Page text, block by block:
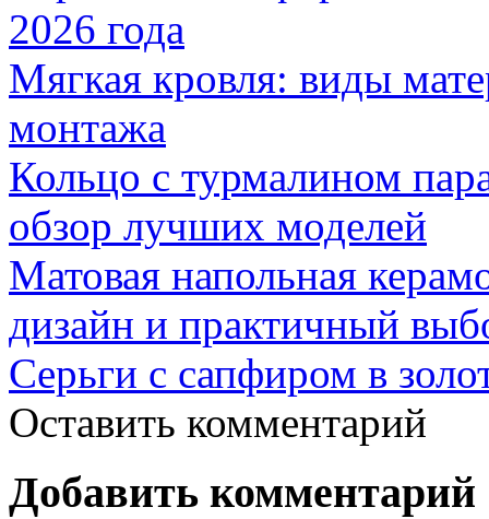
2026 года
Мягкая кровля: виды
монтажа
Кольцо с турмалином
обзор лучших моделей
Матовая напольная
дизайн и практичный
Серьги с сапфиром в
Оставить комментарий
Добавить комментарий